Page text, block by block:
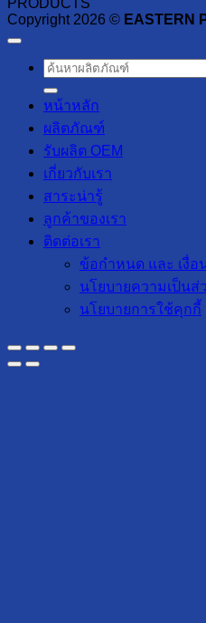
PRODUCTS"
Copyright 2026 © EASTERN
ค้นหา:
หน้าหลัก
ผลิตภัณฑ์
รับผลิต OEM
เกี่ยวกับเรา
สาระน่ารู้
ลูกค้าของเรา
ติดต่อเรา
ข้อกำหนด และ เงื่อ
นโยบายความเป็น
นโยบายการใช้คุกกี้